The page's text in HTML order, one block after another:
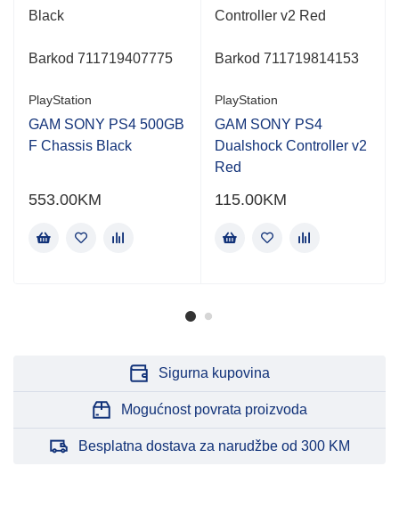
out
Black
Barkod 711719407775
PlayStation
GAM SONY PS4 500GB
F Chassis Black
553.00KM
out
Controller v2 Red
Barkod 711719814153
PlayStation
GAM SONY PS4
Dualshock Controller v2
Red
115.00KM
Sigurna kupovina
Mogućnost povrata proizvoda
Besplatna dostava za narudžbe od 300 KM